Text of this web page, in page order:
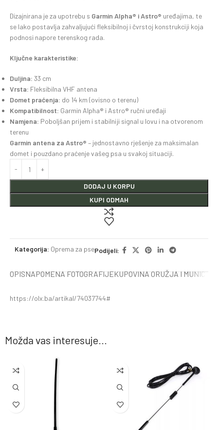
Dizajnirana je za upotrebu s Garmin Alpha® i Astro® uređajima, te
se lako postavlja zahvaljujući fleksibilnoj i čvrstoj konstrukciji koja
podnosi napore terenskog rada.
Ključne karakteristike:
Duljina: 33 cm
Vrsta: Fleksibilna VHF antena
Domet praćenja: do 14 km (ovisno o terenu)
Kompatibilnost: Garmin Alpha® i Astro® ručni uređaji
Namjena: Poboljšan prijem i stabilniji signal u lovu i na otvorenom
terenu
Garmin antena za Astro® – jednostavno rješenje za maksimalan
domet i pouzdano praćenje vašeg psa u svakoj situaciji.
DODAJ U KORPU
KUPI ODMAH
Kategorija: Oprema za psePodijeli:
OPISNAPOMENA FOTOGRAFIJEKUPOVINA ORUŽJA I MUNICIJE
https://olx.ba/artikal/74037744#
Možda vas interesuje...